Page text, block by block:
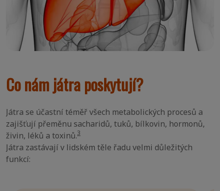
Co nám játra poskytují?
Játra se účastní téměř všech metabolických procesů a
zajišťují přeměnu sacharidů, tuků, bílkovin, hormonů,
živin, léků a toxinů.3
Játra zastávají v lidském těle řadu velmi důležitých
funkcí: